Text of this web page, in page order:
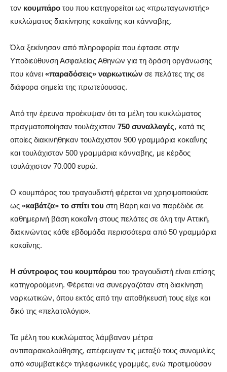
τον κουμπάρο του που κατηγορείται ως «πρωταγωνιστής»
κυκλώματος διακίνησης κοκαΐνης και κάνναβης.
Όλα ξεκίνησαν από πληροφορία που έφτασε στην
Υποδιεύθυνση Ασφαλείας Αθηνών για τη δράση οργάνωσης
που κάνει «παραδόσεις» ναρκωτικών σε πελάτες της σε
διάφορα σημεία της πρωτεύουσας.
Από την έρευνα προέκυψαν ότι τα μέλη του κυκλώματος
πραγματοποίησαν τουλάχιστον 750 συναλλαγές, κατά τις
οποίες διακινήθηκαν τουλάχιστον 900 γραμμάρια κοκαΐνης
και τουλάχιστον 500 γραμμάρια κάνναβης, με κέρδος
τουλάχιστον 70.000 ευρώ.
Ο κουμπάρος του τραγουδιστή φέρεται να χρησιμοποιούσε
ως «καβάτζα» το σπίτι του στη Βάρη και να παρέδιδε σε
καθημερινή βάση κοκαΐνη στους πελάτες σε όλη την Αττική,
διακινώντας κάθε εβδομάδα περισσότερα από 50 γραμμάρια
κοκαΐνης.
Η σύντροφος του κουμπάρου του τραγουδιστή είναι επίσης
κατηγορούμενη. Φέρεται να συνεργαζόταν στη διακίνηση
ναρκωτικών, όπου εκτός από την αποθήκευσή τους είχε και
δικό της «πελατολόγιο».
Τα μέλη του κυκλώματος λάμβαναν μέτρα
αντιπαρακολούθησης, απέφευγαν τις μεταξύ τους συνομιλίες
από «συμβατικές» τηλεφωνικές γραμμές, ενώ προτιμούσαν